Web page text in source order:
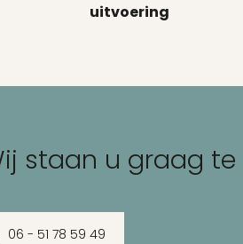
uitvoering
staan u graag te
06 - 51 78 59 49